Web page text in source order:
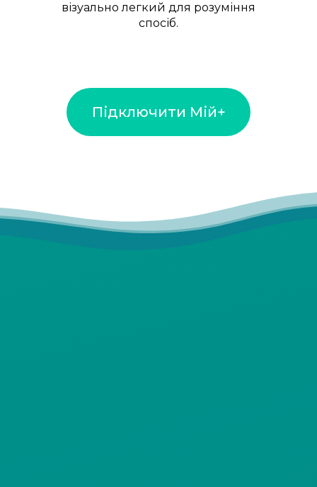
візуально легкий для розуміння
спосіб.
Підключити Мій+